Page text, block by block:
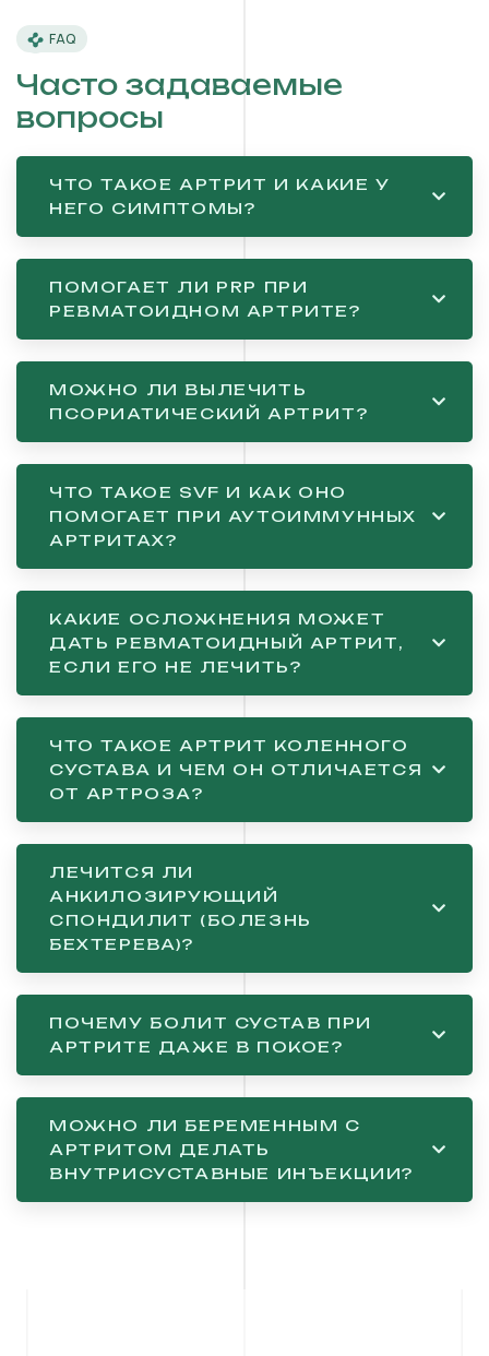
FAQ
Часто задаваемые
вопросы
ЧТО ТАКОЕ АРТРИТ И КАКИЕ У
НЕГО СИМПТОМЫ?
ПОМОГАЕТ ЛИ PRP ПРИ
РЕВМАТОИДНОМ АРТРИТЕ?
МОЖНО ЛИ ВЫЛЕЧИТЬ
ПСОРИАТИЧЕСКИЙ АРТРИТ?
ЧТО ТАКОЕ SVF И КАК ОНО
ПОМОГАЕТ ПРИ АУТОИММУННЫХ
АРТРИТАХ?
КАКИЕ ОСЛОЖНЕНИЯ МОЖЕТ
ДАТЬ РЕВМАТОИДНЫЙ АРТРИТ,
ЕСЛИ ЕГО НЕ ЛЕЧИТЬ?
ЧТО ТАКОЕ АРТРИТ КОЛЕННОГО
СУСТАВА И ЧЕМ ОН ОТЛИЧАЕТСЯ
ОТ АРТРОЗА?
ЛЕЧИТСЯ ЛИ
АНКИЛОЗИРУЮЩИЙ
СПОНДИЛИТ (БОЛЕЗНЬ
БЕХТЕРЕВА)?
ПОЧЕМУ БОЛИТ СУСТАВ ПРИ
АРТРИТЕ ДАЖЕ В ПОКОЕ?
МОЖНО ЛИ БЕРЕМЕННЫМ С
АРТРИТОМ ДЕЛАТЬ
ВНУТРИСУСТАВНЫЕ ИНЪЕКЦИИ?